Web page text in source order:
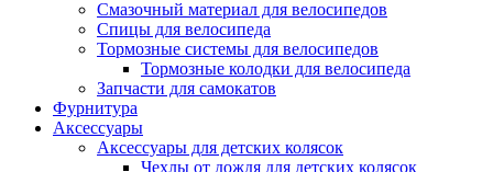
Смазочный материал для велосипедов
Спицы для велосипеда
Тормозные системы для велосипедов
Тормозные колодки для велосипеда
Запчасти для самокатов
Фурнитура
Аксессуары
Аксессуары для детских колясок
Чехлы от дождя для детских колясок